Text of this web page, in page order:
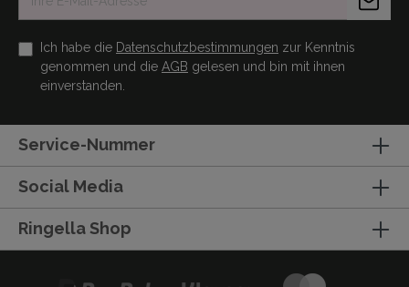
Ich habe die Datenschutzbestimmungen zur Kenntnis
genommen und die AGB gelesen und bin mit ihnen
einverstanden.
Service-Nummer
Social Media
Ringella Shop